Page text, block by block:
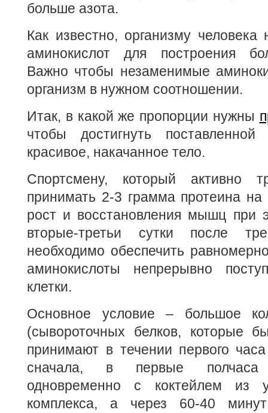
больше азота.
Как известно, организму
аминокислот для построения
Важно чтобы незаменимые
организм в нужном соотношении.
Итак, в какой же пропорции нужны
чтобы достигнуть
красивое, накачанное тело.
Спортсмену, который активно
принимать 2-3 грамма протеина
рост и восстановления мышц при
вторые-третьи сутки после
необходимо обеспечить
аминокислоты непрерывно
клетки.
Основное условие – большое
(сывороточных белков, которые
принимают в течении первого
сначала, в первые
одновременно с коктейлем из
комплекса, а через 60-40